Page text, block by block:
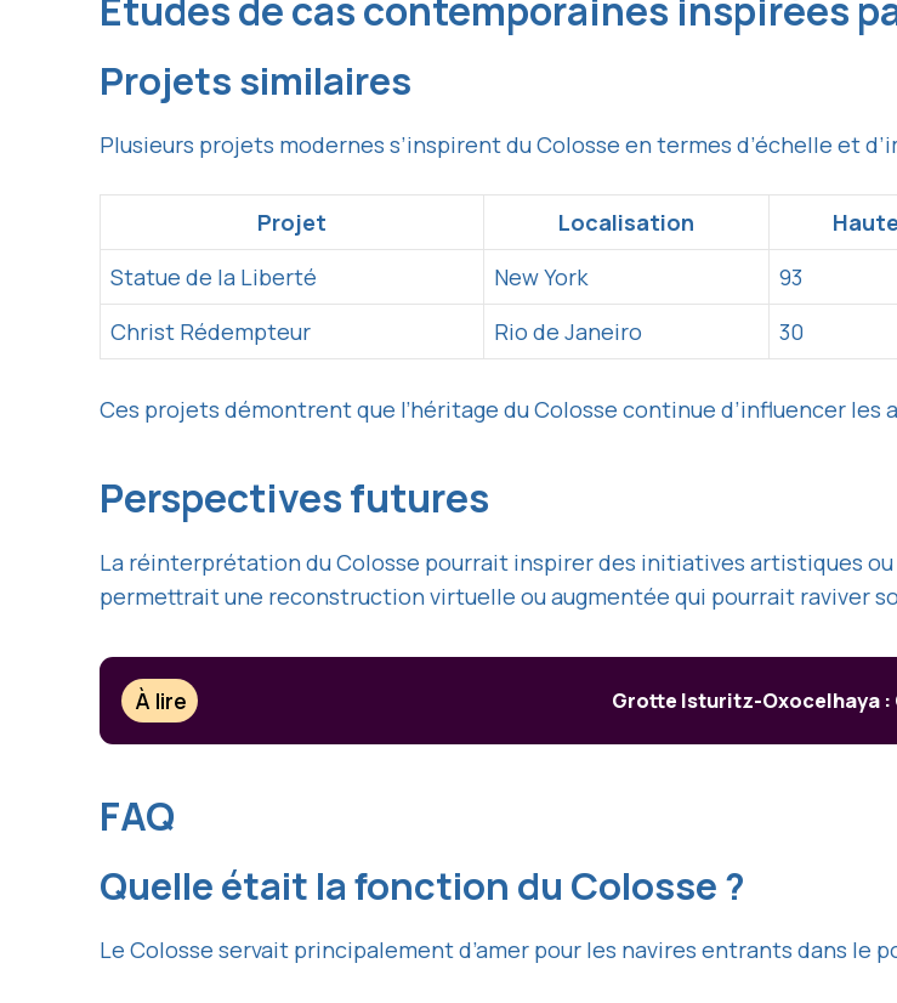
Études de cas contemporaines inspirées
Projets similaires
Plusieurs projets modernes s’inspirent du Colosse en termes d’échelle et
Projet Localisation
Statue de la Liberté
New York 93
Christ Rédempteur
Rio de Janeiro 30
Ces projets démontrent que l’héritage du Colosse continue d’influencer
Perspectives futures
La réinterprétation du Colosse pourrait inspirer des initiatives artistiques
permettrait une reconstruction virtuelle ou augmentée qui pourrait raviver
À lire Grotte Isturitz-Oxocelhaya :
FAQ
Quelle était la fonction du Colosse ?
Le Colosse servait principalement d’amer pour les navires entrants dans le